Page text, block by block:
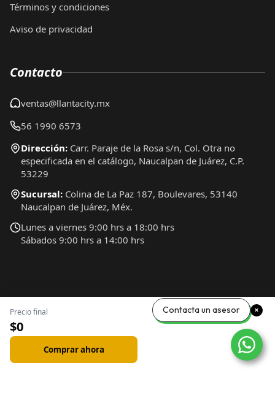
Precio final
$0
Comprar ahora
Términos y condiciones
Aviso de privacidad
Contacto
ventas@llantacity.mx
56 1990 6573
Dirección: Carr. Paraje de la Rosa s/n, Col. Otra no
especificada en el catálogo, Naucalpan de Juárez, C.P.
53229
Sucursal: Colina de La Paz 187, Boulevares, 53140
Naucalpan de Juárez, Méx.
Lunes a viernes 9:00 hrs a 18:00 hrs
Sábados 9:00 hrs a 14:00 hrs
Contacta un asesor